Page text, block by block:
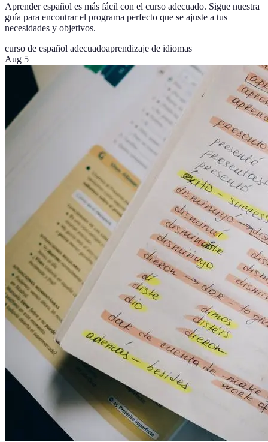
Aprender español es más fácil con el curso adecuado. Sigue nuestra
guía para encontrar el programa perfecto que se ajuste a tus
necesidades y objetivos.
curso de español adecuadoaprendizaje de idiomas
Aug 5